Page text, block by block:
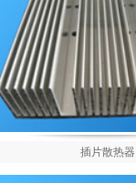
插片散热器